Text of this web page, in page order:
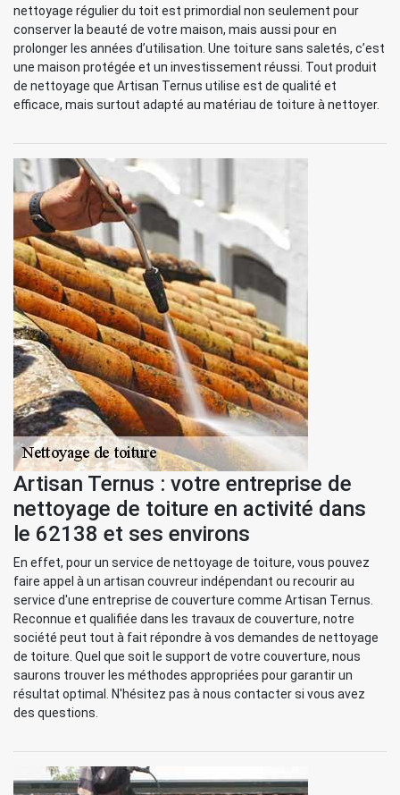
nettoyage régulier du toit est primordial non seulement pour
conserver la beauté de votre maison, mais aussi pour en
prolonger les années d’utilisation. Une toiture sans saletés, c’est
une maison protégée et un investissement réussi. Tout produit
de nettoyage que Artisan Ternus utilise est de qualité et
efficace, mais surtout adapté au matériau de toiture à nettoyer.
Artisan Ternus : votre entreprise de
nettoyage de toiture en activité dans
le 62138 et ses environs
En effet, pour un service de nettoyage de toiture, vous pouvez
faire appel à un artisan couvreur indépendant ou recourir au
service d'une entreprise de couverture comme Artisan Ternus.
Reconnue et qualifiée dans les travaux de couverture, notre
société peut tout à fait répondre à vos demandes de nettoyage
de toiture. Quel que soit le support de votre couverture, nous
saurons trouver les méthodes appropriées pour garantir un
résultat optimal. N'hésitez pas à nous contacter si vous avez
des questions.